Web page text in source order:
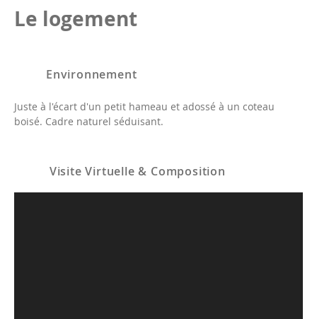
Le logement
Environnement
Juste à l'écart d'un petit hameau et adossé à un coteau
boisé. Cadre naturel séduisant.
Visite Virtuelle & Composition